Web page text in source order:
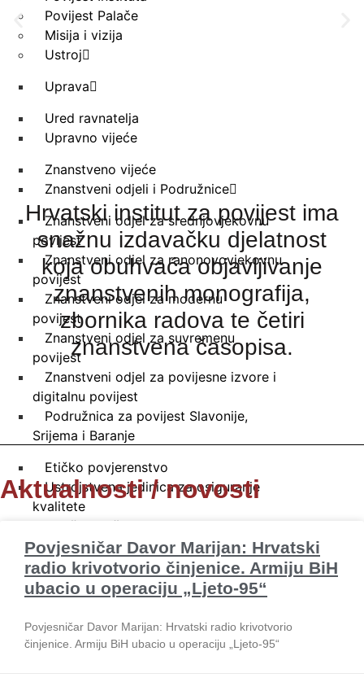
Povijest Palače
Misija i vizija
Ustroj
Uprava
Ured ravnatelja
Upravno vijeće
Znanstveno vijeće
Znanstveni odjeli i Podružnice
Znanstveni odjel za srednjovjekovnu
povijest
Znanstveni odjel za ranonovovjekovnu
povijest
Znanstveni odjel za modernu
povijest
Znanstveni odjel za suvremenu
povijest
Znanstveni odjel za povijesne izvore i
digitalnu povijest
Podružnica za povijest Slavonije,
Srijema i Baranje
Etičko povjerenstvo
Ustrojstvena jedinica za osiguranje
kvalitete
Stručna služba Instituta
Stručna služba – Zagreb
Stručna služba – Slavonski Brod
Knjižnica – Zagreb
Hrvatski institut za povijest ima
snažnu izdavačku djelatnost
koja obuhvaća objavljivanje
znanstvenih monografija,
zbornika radova te četiri
znanstvena časopisa.
Aktualnosti / novosti
Povjesničar Davor Marijan: Hrvatski
radio krivotvorio činjenice. Armiju BiH
ubacio u operaciju „Ljeto-95“
Povjesničar Davor Marijan: Hrvatski radio krivotvorio
činjenice. Armiju BiH ubacio u operaciju „Ljeto-95“